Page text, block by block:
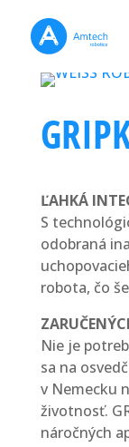
ĽAHKÁ
S
odobraná
robota, čo
Nie je
sa na
v Nemecku
životnosť.
náročných